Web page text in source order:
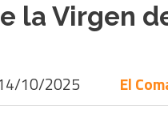
la Virgen
10/2025 El